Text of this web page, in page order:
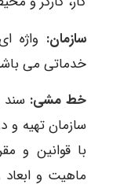
سازمان: واژه
خدماتی می
خط مشی: سند
سازمان تهیه و
با قوانین و
ماهیت و